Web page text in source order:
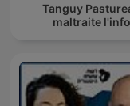
Tanguy
maltraite l'info